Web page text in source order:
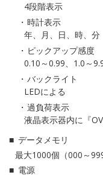
4段階表示
時計表示
年、月、日、時、分
ピックアップ感度
0.10～0.99、1.0～
バックライト
LEDによる
過負荷表示
液晶表示器内に『
データメモリ
最大1000個（000～
電源